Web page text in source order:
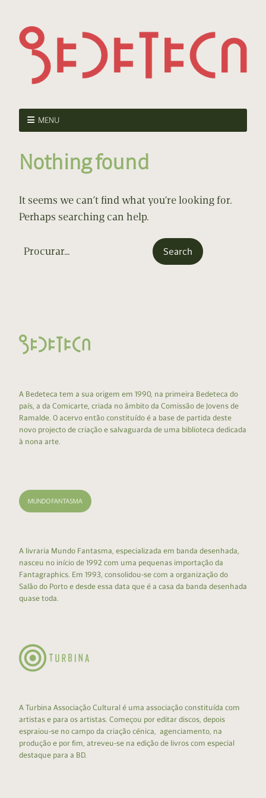
MENU
Nothing found
It seems we can’t find what you’re looking for.
Perhaps searching can help.
A Bedeteca tem a sua origem em 1990, na primeira Bedeteca do
país, a da Comicarte, criada no âmbito da Comissão de Jovens de
Ramalde. O acervo então constituído é a base de partida deste
novo projecto de criação e salvaguarda de uma biblioteca dedicada
à nona arte.
A livraria Mundo Fantasma, especializada em banda desenhada,
nasceu no início de 1992 com uma pequenas importação da
Fantagraphics. Em 1993, consolidou-se com a organização do
Salão do Porto e desde essa data que é a casa da banda desenhada
quase toda.
A Turbina Associação Cultural é uma associação constituída com
artistas e para os artistas. Começou por editar discos, depois
espraiou-se no campo da criação cénica, agenciamento, na
produção e por fim, atreveu-se na edição de livros com especial
destaque para a BD.